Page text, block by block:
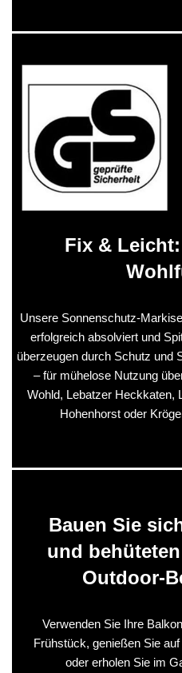
Fix &
Unsere Sonnenschutz-
erfolgreich absolviert und
überzeugen durch Schutz und
– für mühelose Nutzung
Wohld, Lebatzer Heckkaten,
Hohenhorst oder
Bauen Sie
und
Outdoor-
Verwenden Sie Ihre
Frühstück, genießen Sie
oder erholen Sie im